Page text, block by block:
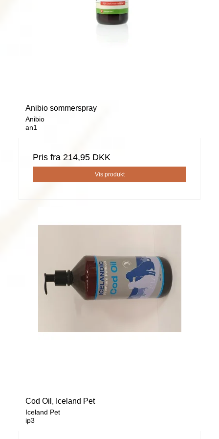
Anibio sommerspray
Anibio
an1
Pris fra 214,95 DKK
Vis produkt
Cod Oil, Iceland Pet
Iceland Pet
ip3